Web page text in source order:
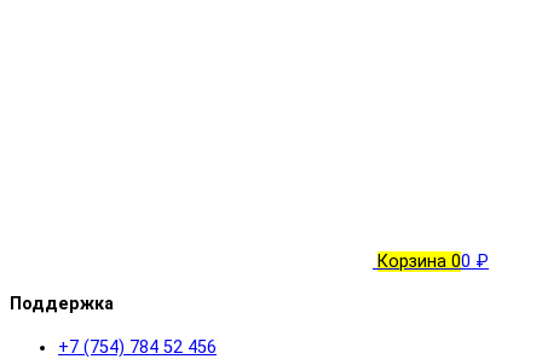
Корзина 00 ₽
Поддержка
+7 (754) 784 52 456